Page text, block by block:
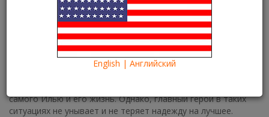
онлайн на Kartina TV
19/02/2021 Kartina TV Brooklyn 13184
Что посмотреть? What to see?
Старательно лечить пациентов и делать людям добро –
самого Илью и его жизнь. Однако, главный герой в таких
ситуациях не унывает и не теряет надежду на лучшее.
English | Английский